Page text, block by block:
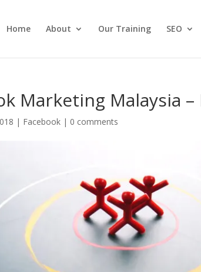
Home About Our Training SEO
Marketing Malaysia
| Facebook | 0 comments